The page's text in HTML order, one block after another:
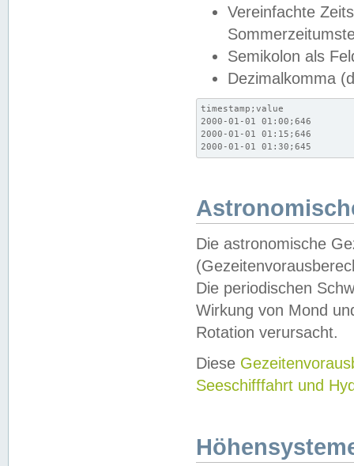
Vereinfachte
Semikolon als
Dezimalkomma
timestamp;value
2000-01-01 01:00;646
2000-01-01 01:15;646
2000-01-01 01:30;645
Die astronomische
Die periodischen
Wirkung von Mond
Rotation verursacht.
Diese
Seeschifffahrt und